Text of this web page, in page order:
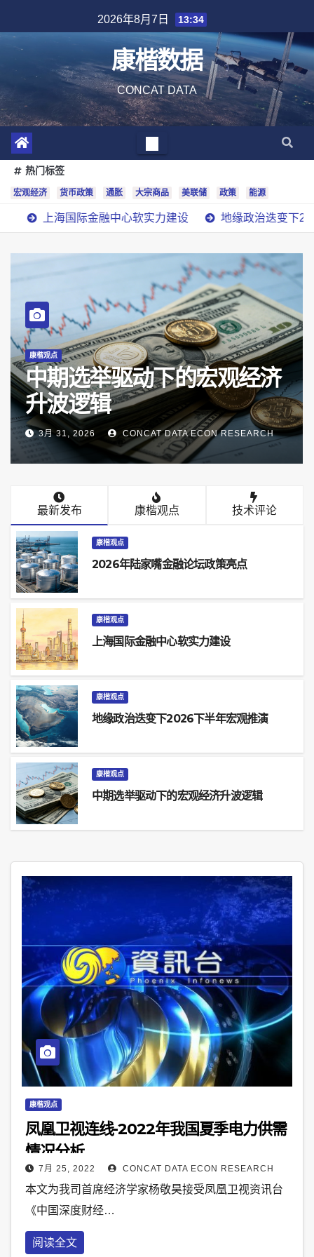
to
content
2026年8月7日 13:34
康楷数据
CONCAT DATA
热门标签
宏观经济 货币政策 通胀 大宗商品 美联储 政策 能源
金融中心软实力建设 地缘政治迭变下2026下半年宏观推
康楷观点
2025年经济关键词与2026
年宏观展望
1月 5, 2026 CONCAT DATA ECON RESEARCH
最新发布 康楷观点 技术评论
康楷观点
2026年陆家嘴金融论坛政策亮点
康楷观点
上海国际金融中心软实力建设
康楷观点
地缘政治迭变下2026下半年宏观推演
康楷观点
中期选举驱动下的宏观经济升波逻辑
康楷观点
凤凰卫视连线-2022年我国夏季电力供需
情况分析
7月 25, 2022 CONCAT DATA ECON RESEARCH
本文为我司首席经济学家杨敬昊接受凤凰卫视资讯台
《中国深度财经…
阅读全文